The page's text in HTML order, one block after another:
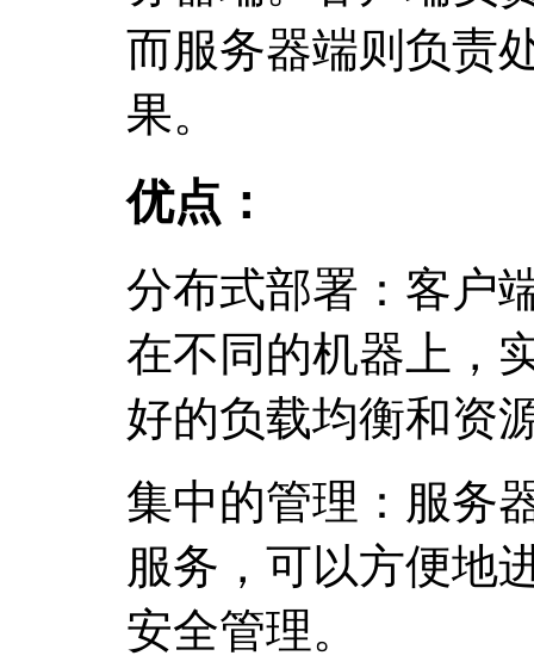
而服务器端则负责
果。
优点：
分布式部署：客户
在不同的机器上，
好的负载均衡和资
集中的管理：服务
服务，可以方便地
安全管理。